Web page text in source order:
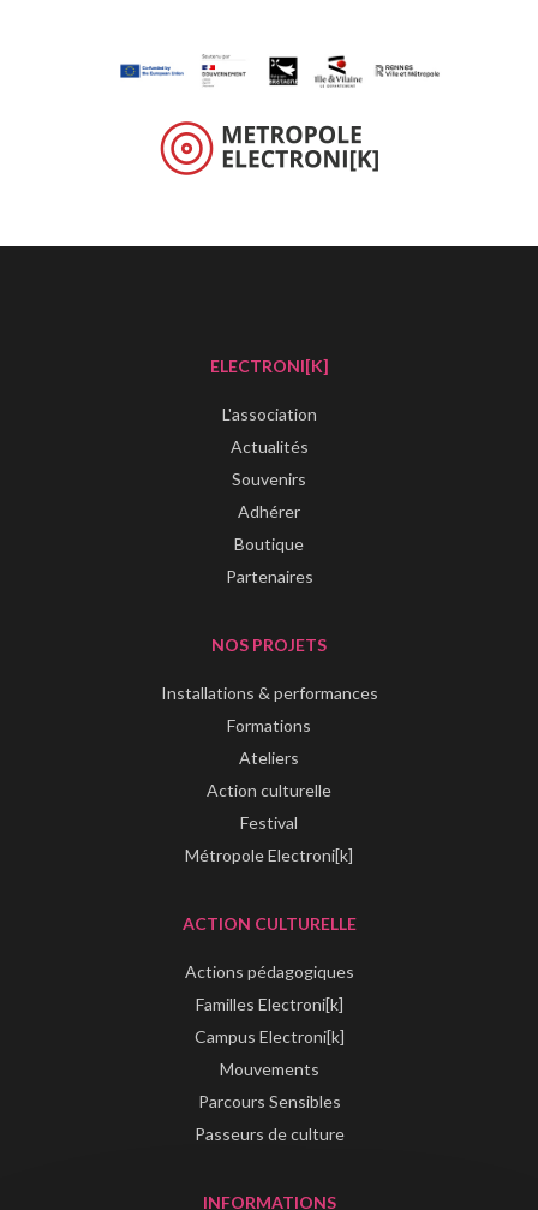
ELECTRONI[K]
L'association
Actualités
Souvenirs
Adhérer
Boutique
Partenaires
NOS PROJETS
Installations & performances
Formations
Ateliers
Action culturelle
Festival
Métropole Electroni[k]
ACTION CULTURELLE
Actions pédagogiques
Familles Electroni[k]
Campus Electroni[k]
Mouvements
Parcours Sensibles
Passeurs de culture
INFORMATIONS